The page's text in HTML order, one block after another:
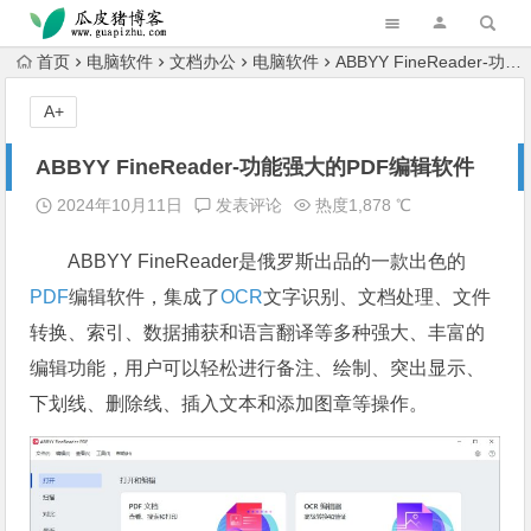
跳转到主内容
首页 电脑软件 文档办公 电脑软件 ABBYY FineReader-功能强大的PDF编辑软件
ABBYY FineReader-功能强大的PDF编辑软件
2024年10月11日 发表评论 热度1,878 ℃
ABBYY FineReader是俄罗斯出品的一款出色的
PDF编辑软件，集成了OCR文字识别、文档处理、文件
转换、索引、数据捕获和语言翻译等多种强大、丰富的
编辑功能，用户可以轻松进行备注、绘制、突出显示、
下划线、删除线、插入文本和添加图章等操作。
A+